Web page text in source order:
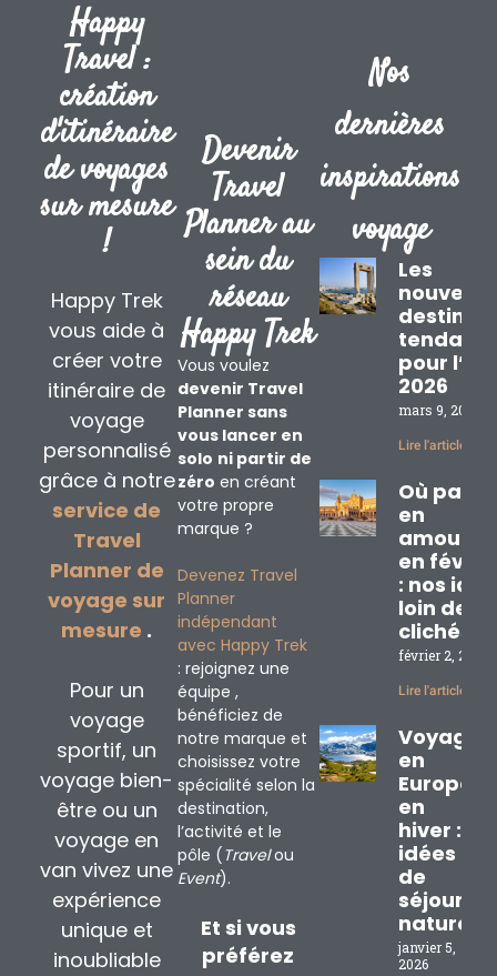
Happy
Travel :
création
d'itinéraire
de voyages
sur mesure
!
Happy Trek
vous aide à
créer votre
itinéraire de
voyage
personnalisé
grâce à notre
service de
Travel
Planner de
voyage sur
mesure .
Pour un
voyage
sportif, un
voyage bien-
être ou un
voyage en
van vivez une
expérience
unique et
inoubliable
Devenir
Travel
Planner au
sein du
réseau
Happy Trek
Vous voulez
devenir Travel
Planner sans
vous lancer en
solo ni partir de
zéro en créant
votre propre
marque ?
Devenez Travel
Planner
indépendant
avec Happy Trek
: rejoignez une
équipe ,
bénéficiez de
notre marque et
choisissez votre
spécialité selon la
destination,
l’activité et le
pôle (Travelou
Event).
Et si vous
préférez
Nos
dernières
inspirations
voyage
Les
pour
2026
mars 9, 2026
Lire l'article »
Où partir
en
en
: nos
loin des
clichés
février 2, 2026
Lire l'article »
Voyage
en
Europe
en
hiver : 3
idées
de
séjours
nature
janvier 5,
2026